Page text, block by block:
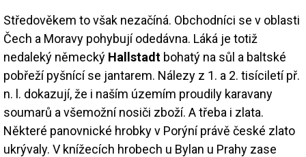
Středověkem to však nezačíná. Obchodníci se v oblasti
Čech a Moravy pohybují odedávna. Láká je totiž
nedaleký německý Hallstadt bohatý na sůl a baltské
pobřeží pyšnící se jantarem. Nálezy z 1. a 2. tisíciletí př.
n. l. dokazují, že i naším územím proudily karavany
soumarů a všemožní nosiči zboží. A třeba i zlata.
Některé panovnické hrobky v Porýní právě české zlato
ukrývaly. V knížecích hrobech u Bylan u Prahy zase